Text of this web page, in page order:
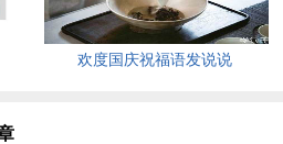
拿回属于自己的土地，更加繁荣富
故乡，念台湾;家要和，国要兴！
欢度国庆祝福语发说说